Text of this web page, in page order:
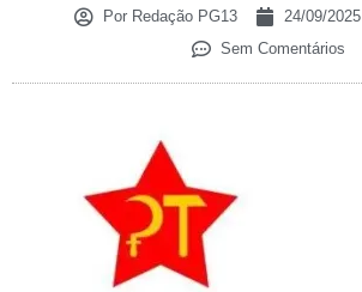
PorRedação PG13 24/09/2025
Sem Comentários